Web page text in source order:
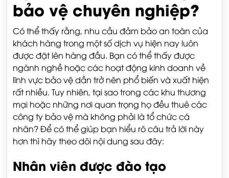
bảo vệ chuyên nghiệp?
Có thể thấy rằng, nhu cầu đảm bảo an toàn của
khách hàng trong một số dịch vụ hiện nay luôn
được đặt lên hàng đầu. Bạn có thể thấy được
ngành nghề hoặc các hoạt động kinh doanh về
lĩnh vực bảo vệ dần trở nên phổ biến và xuất hiện
rất nhiều. Tuy nhiên, tại sao trong các khu thương
mại hoặc những nơi quan trọng họ đều thuê các
công ty bảo vệ mà không phải là tổ chức cá
nhân? Để có thể giúp bạn hiểu rõ câu trả lời này
hơn thì hãy theo dõi nội dung sau đây:
Nhân viên được đào tạo